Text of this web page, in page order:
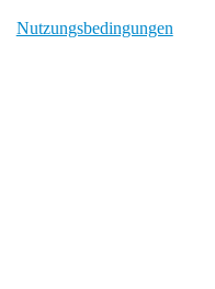
Nutzungsbedingungen